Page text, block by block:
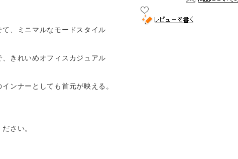
、ミニマルなモードスタイル
きれいめオフィスカジュアル
ンナーとしても首元が映える。
さい。